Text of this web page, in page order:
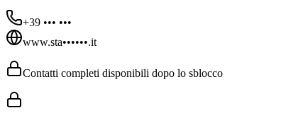
+39 ••• •••
www.sta••••••.it
Contatti completi disponibili dopo lo sblocco